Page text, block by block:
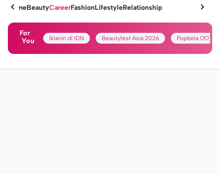
HomeBeautyCareerFashionLifestyleRelationship
For
You
Iklanin di IDN Beautyfest Asia 2026 Popbela OOTD